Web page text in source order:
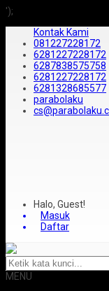
');
Kontak Kami
081227228172
6281227228172
6287838575758
6281227228172
6281328685577
parabolaku
Halo, Guest!
Masuk
Daftar
MENU